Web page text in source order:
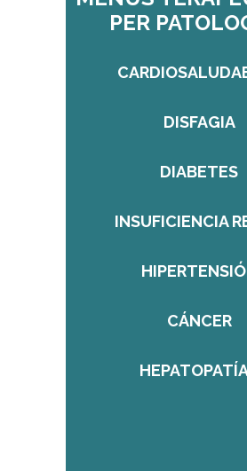
PER
DISFAGIA
DIABETES
INSUFICIENCIA
CÁNCER